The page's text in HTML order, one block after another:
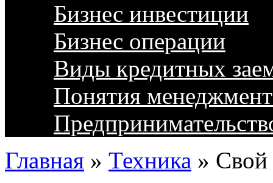
Бизнес инвестиции
Бизнес операции
Виды кредитных
Понятия
Главная » Техника » Свой